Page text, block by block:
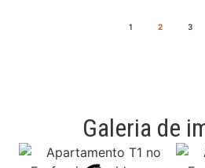
1 2 3
Galeria de